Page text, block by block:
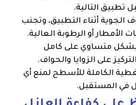
تطبيق التالية.
الجوية أثناء التطبيق، وتجنب
الأمطار أو الرطوبة العالية.
بشكل متساوي على كامل
على الزوايا والحواف.
الكاملة للأسطح لمنع أي
في المستقبل.